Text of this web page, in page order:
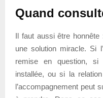
Quand
Il faut aussi être honnête
une solution miracle. Si
remise en question,
installée, ou si la
l’accompagnement peut